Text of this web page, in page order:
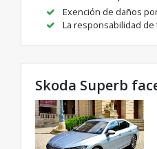
Exención de daños
La responsabilidad de
Skoda Superb